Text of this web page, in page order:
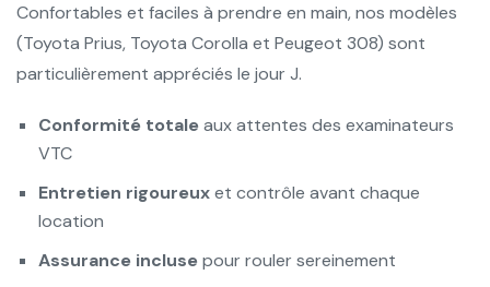
Confortables et faciles à prendre en main, nos modèles
(Toyota Prius, Toyota Corolla et Peugeot 308) sont
particulièrement appréciés le jour J.
Conformité totaleaux attentes des examinateurs
VTC
Entretien rigoureuxet contrôle avant chaque
location
Assurance inclusepour rouler sereinement